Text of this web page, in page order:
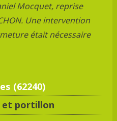
Mocquet, reprise
Une intervention
était nécessaire
(62240)
et portillon